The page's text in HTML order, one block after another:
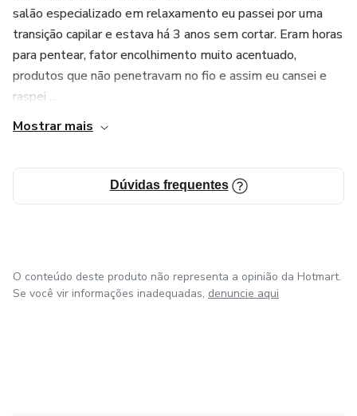
salão especializado em relaxamento eu passei por uma
transição capilar e estava há 3 anos sem cortar. Eram horas
para pentear, fator encolhimento muito acentuado,
produtos que não penetravam no fio e assim eu cansei e
raspei ...
Mostrar mais
Dúvidas frequentes
O conteúdo deste produto não representa a opinião da Hotmart.
Se você vir informações inadequadas, denuncie aqui